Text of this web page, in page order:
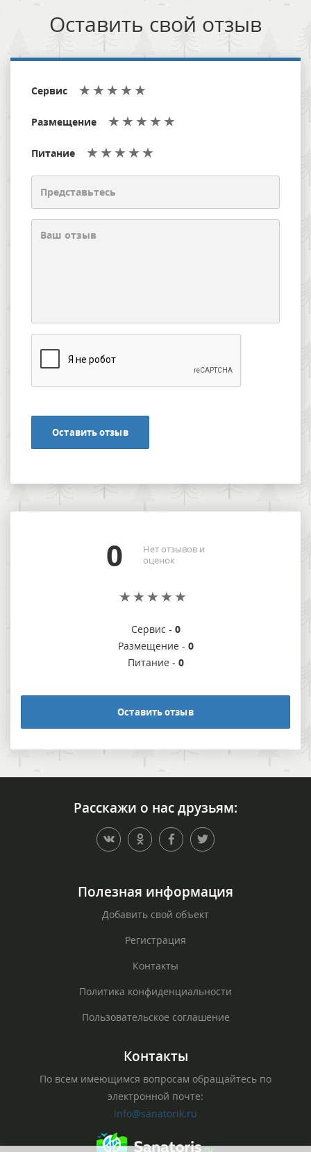
Оставить свой отзыв
Сервис
Размещение
Питание
Оставить отзыв
0
Нет отзывов и
оценок
Сервис - 0
Размещение - 0
Питание - 0
Оставить отзыв
Расскажи о нас друзьям:
Полезная информация
Добавить свой объект
Регистрация
Контакты
Политика конфиденциальности
Пользовательское соглашение
Контакты
По всем имеющимся вопросам обращайтесь по
электронной почте:
info@sanatorik.ru